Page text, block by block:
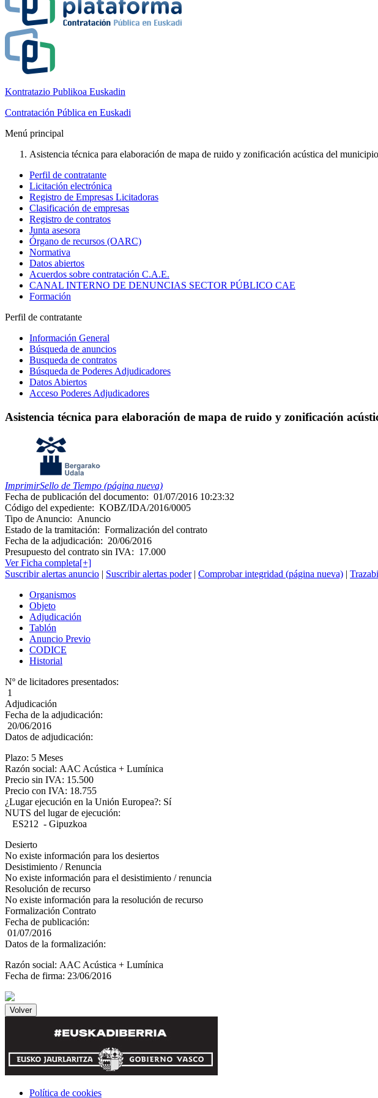
Kontratazio Publikoa Euskadin
Contratación Pública en Euskadi
Menú principal
Asistencia técnica para elaboración de mapa de ruido y zonificación acústica del
Perfil de contratante
Licitación electrónica
Registro de Empresas Licitadoras
Clasificación de empresas
Registro de contratos
Junta asesora
Órgano de recursos (OARC)
Normativa
Datos abiertos
Acuerdos sobre contratación C.A.E.
CANAL INTERNO DE DENUNCIAS SECTOR PÚBLICO CAE
Formación
Perfil de contratante
Información General
Búsqueda de anuncios
Busqueda de contratos
Búsqueda de Poderes Adjudicadores
Datos Abiertos
Acceso Poderes Adjudicadores
Asistencia técnica para elaboración de mapa de ruido y zonificación
ImprimirSello de Tiempo (página nueva)
Fecha de publicación del documento: 01/07/2016 10:23:32
Código del expediente: KOBZ/IDA/2016/0005
Tipo de Anuncio: Anuncio
Estado de la tramitación: Formalización del contrato
Fecha de la adjudicación: 20/06/2016
Presupuesto del contrato sin IVA: 17.000
Ver Ficha completa[+]
Suscribir alertas anuncio | Suscribir alertas poder| Comprobar integridad (página nueva) |
Organismos
Objeto
Adjudicación
Tablón
Anuncio Previo
CODICE
Historial
Nº de licitadores presentados:
1
Adjudicación
Fecha de la adjudicación:
20/06/2016
Datos de adjudicación:
Plazo: 5 Meses
Razón social: AAC Acústica + Lumínica
Precio sin IVA: 15.500
Precio con IVA: 18.755
¿Lugar ejecución en la Unión Europea?: Sí
NUTS del lugar de ejecución:
ES212 - Gipuzkoa
Desierto
No existe información para los desiertos
Desistimiento / Renuncia
No existe información para el desistimiento / renuncia
Resolución de recurso
No existe información para la resolución de recurso
Formalización Contrato
Fecha de publicación:
01/07/2016
Datos de la formalización:
Razón social: AAC Acústica + Lumínica
Fecha de firma: 23/06/2016
Política de cookies